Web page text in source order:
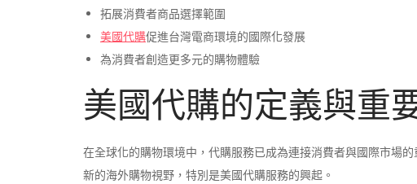
拓展消費者商品選擇範圍
美國代購促進台灣電商環境的國際化發展
為消費者創造更多元的購物體驗
美國代購的定義與重
在全球化的購物環境中，代購服務已成為連接消費者與國際市場
新的海外購物視野，特別是美國代購服務的興起。